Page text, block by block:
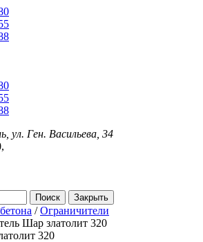
ул. Ген. Васильева, 34
Закрыть
/Ограничители
Шар златолит 320
320